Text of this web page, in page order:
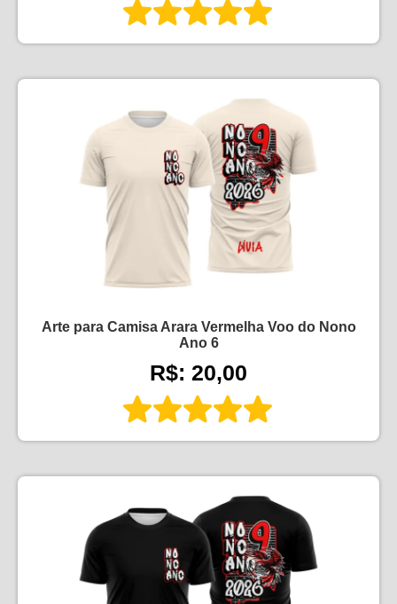
Arte para Camisa Arara Vermelha Voo do Nono
Ano 6
R$: 20,00